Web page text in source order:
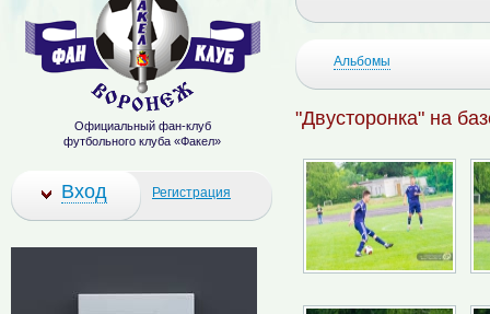
Альбомы
"Двусторонка" на
Официальный фан-клуб
футбольного клуба «Факел»
Вход Регистрация